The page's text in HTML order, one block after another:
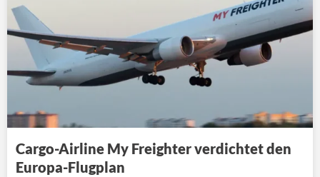
Cargo-Airline My Freighter verdichtet den
Europa-Flugplan